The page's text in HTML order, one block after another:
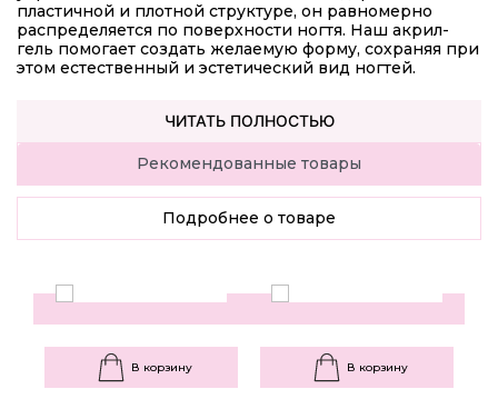
пластичной и плотной структуре, он равномерно
распределяется по поверхности ногтя. Наш акрил-
гель помогает создать желаемую форму, сохраняя при
этом естественный и эстетический вид ногтей.
ЧИТАТЬ ПОЛНОСТЬЮ
Рекомендованные товары
Подробнее о товаре
В корзину В корзину